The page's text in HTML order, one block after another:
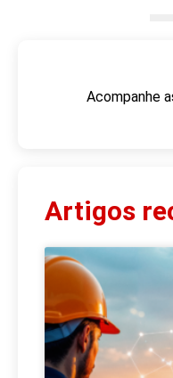
Acompanhe
Artigos